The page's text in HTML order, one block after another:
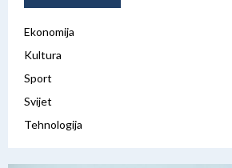
Ekonomija
Kultura
Sport
Svijet
Tehnologija